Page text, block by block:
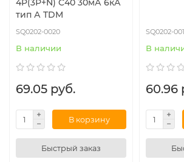
4P(3Р+N) C40 30мА 6кА
тип А TDM
SQ0202-0020
В наличии
69.05 руб.
В корзину
Быстрый заказ
SQ0202-
В
60.96